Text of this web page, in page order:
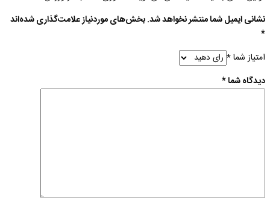
نشانی ایمیل شما منتشر نخواهد شد.بخش‌های موردنیاز علامت‌گذاری شده‌اند
*
امتیاز شما*
دیدگاه شما*